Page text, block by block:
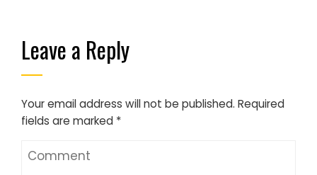
Leave a Reply
Your email address will not be published. Required
fields are marked *